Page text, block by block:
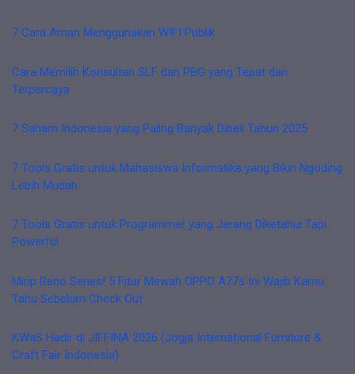
7 Cara Aman Menggunakan WIFI Publik
Cara Memilih Konsultan SLF dan PBG yang Tepat dan
Terpercaya
7 Saham Indonesia yang Paling Banyak Dibeli Tahun 2025
7 Tools Gratis untuk Mahasiswa Informatika yang Bikin Ngoding
Lebih Mudah
7 Tools Gratis untuk Programmer yang Jarang Diketahui Tapi
Powerful
Mirip Reno Series! 5 Fitur Mewah OPPO A77s Ini Wajib Kamu
Tahu Sebelum Check Out
KWaS Hadir di JIFFINA 2026 (Jogja International Furniture &
Craft Fair Indonesia)